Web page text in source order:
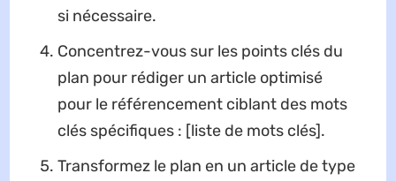
si nécessaire.
Concentrez-vous sur les points clés du
plan pour rédiger un article optimisé
pour le référencement ciblant des mots
clés spécifiques : [liste de mots clés].
Transformez le plan en un article de type